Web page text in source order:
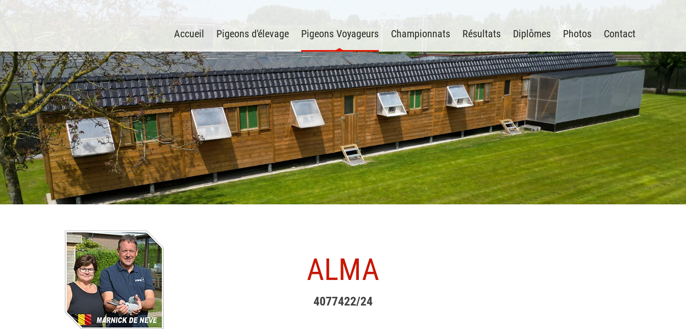
Accueil Pigeons d'élevage Pigeons Voyageurs Championnats Résultats Diplômes Photos Contact
ALMA
4077422/24